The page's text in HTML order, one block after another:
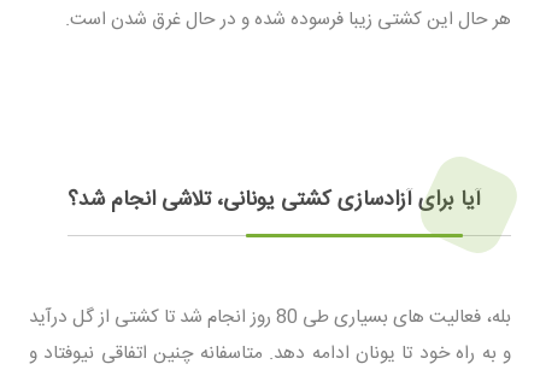
هر حال این کشتی زیبا فرسوده شده و در حال غرق شدن است.
آیا برای آزادسازی کشتی یونانی، تلاشی انجام شد؟
بله، فعالیت های بسیاری طی 80 روز انجام شد تا کشتی از گل درآید
و به راه خود تا یونان ادامه دهد. متاسفانه چنین اتفاقی نیوفتاد و